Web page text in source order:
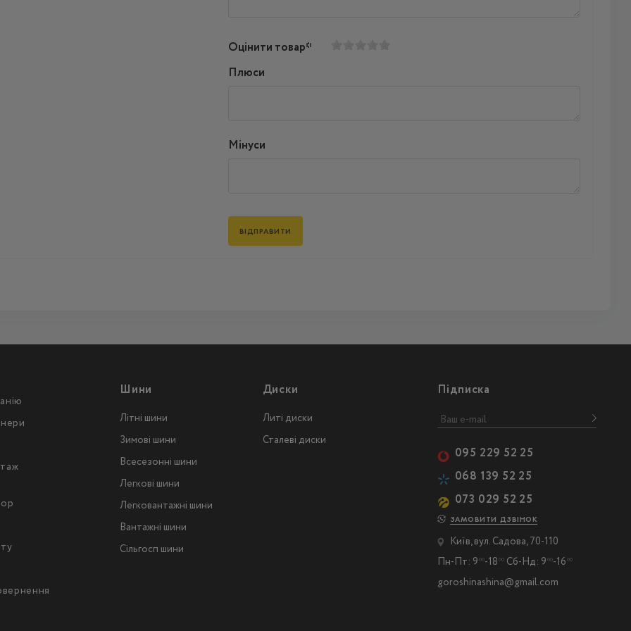
Оцінити товар*
Плюси
Мінуси
Шини
Літні шини
Зимові шини
Всесезонні шини
Легкові шини
Легковантажнi шини
Вантажнi шини
Сільгосп шини
Диски
Литі диски
Сталеві диски
Підписка
095 229 52 25
068 139 52 25
073 029 52 25
ЗАМОВИТИ ДЗВІНОК
Київ, вул. Садова, 70-110
Пн-Пт: 9 00-18 00Сб-Нд: 9 00-16 00
goroshinashina@gmail.com